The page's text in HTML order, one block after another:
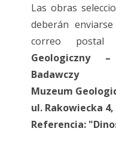
Las obras
deberán
correo postal
Geologiczny
Badawczy
Muzeum
ul. Rakowiecka
Referencia: